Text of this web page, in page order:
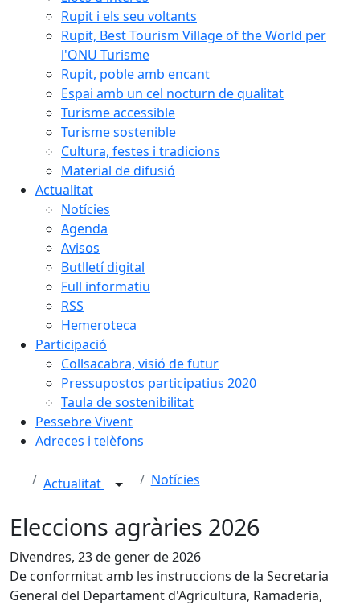
Rupit i els seu voltants
Rupit, Best Tourism Village of the World per
l'ONU Turisme
Rupit, poble amb encant
Espai amb un cel nocturn de qualitat
Turisme accessible
Turisme sostenible
Cultura, festes i tradicions
Material de difusió
Actualitat
Notícies
Agenda
Avisos
Butlletí digital
Full informatiu
RSS
Hemeroteca
Participació
Collsacabra, visió de futur
Pressupostos participatius 2020
Taula de sostenibilitat
Pessebre Vivent
Adreces i telèfons
Actualitat Notícies
Eleccions agràries 2026
Divendres, 23 de gener de 2026
De conformitat amb les instruccions de la Secretaria
General del Departament d'Agricultura, Ramaderia,